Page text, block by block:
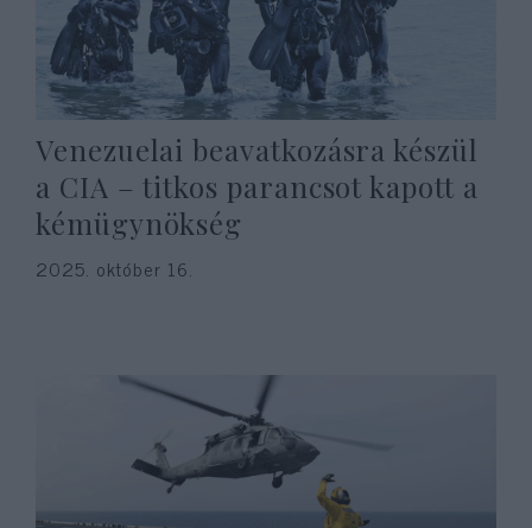
Venezuelai beavatkozásra készül
a CIA – titkos parancsot kapott a
kémügynökség
2025. október 16.